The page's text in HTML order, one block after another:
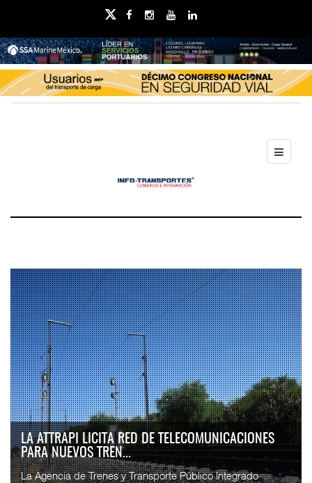
LA ATTRAPI LICITA RED DE TELECOMUNICACIONES
PARA NUEVOS TREN...
La Agencia de Trenes y Transporte Público Integrado